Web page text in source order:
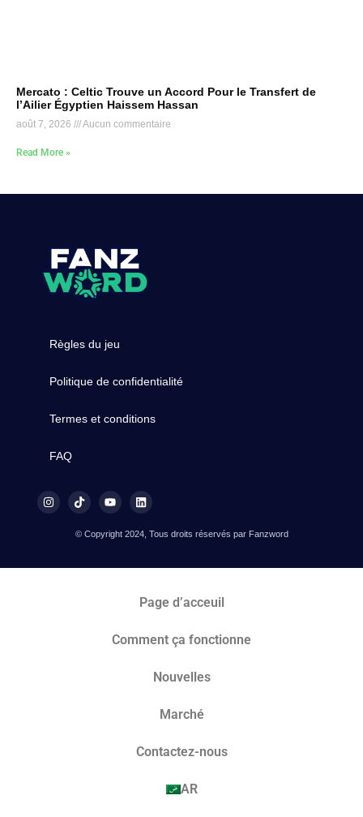
Mercato : Celtic Trouve un Accord Pour le Transfert de
l’Ailier Égyptien Haissem Hassan
août 7, 2026 Aucun commentaire
Read More »
Règles du jeu
Politique de confidentialité
Termes et conditions
FAQ
© Copyright 2024, Tous droits réservés par Fanzword
Page d’acceuil
Comment ça fonctionne
Nouvelles
Marché​
Contactez-nous
AR